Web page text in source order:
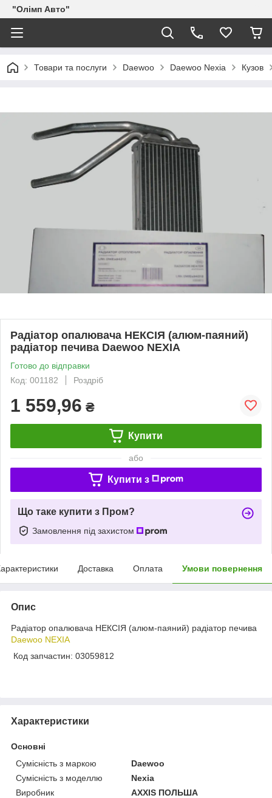
"Олімп Авто"
Товари та послуги Daewoo Daewoo Nexia Кузов
Радіатор опалювача НЕКСІЯ (алюм-паяний)
радіатор печива Daewoo NEXIA
Готово до відправки
Код: 001182
Роздріб
1 559,96 ₴
Купити
або
Купити з
Що таке купити з Пром?
Замовлення під захистом
Доставка Оплата Умови повернення
Опис
Радіатор опалювача НЕКСІЯ (алюм-паяний) радіатор печива
Daewoo NEXIA
Код запчастин: 03059812
Характеристики
Основні
Сумісність з маркою
Daewoo
Сумісність з моделлю
Nexia
Виробник
AXXIS ПОЛЬША